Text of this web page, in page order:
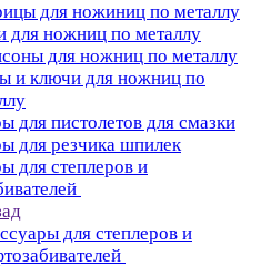
для ножиниц по металлу
для ножниц по металлу
для ножниц по металлу
и ключи для ножниц по
для пистолетов для смазки
для резчика шпилек
для степлеров и
для степлеров и